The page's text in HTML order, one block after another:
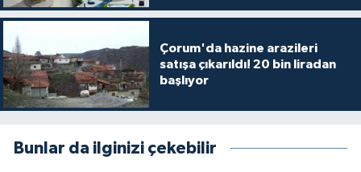
Çorum'da hazine arazileri
satışa çıkarıldı! 20 bin liradan
başlıyor
Bunlar da ilginizi çekebilir